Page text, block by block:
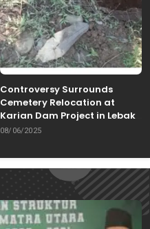
Controversy Surrounds
Cemetery Relocation at
Karian Dam Project in Lebak,
Banten
08/06/2025